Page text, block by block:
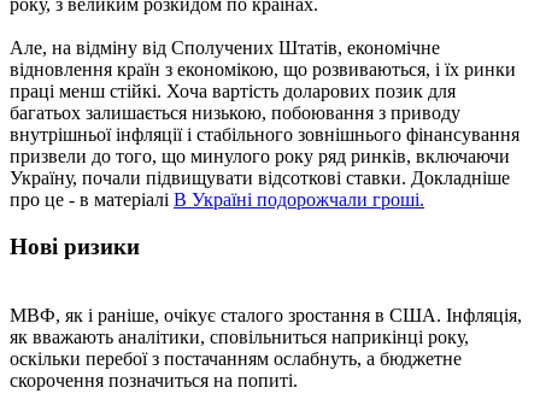
року, з великим розкидом по країнах.
Але, на відміну від Сполучених Штатів, економічне
відновлення країн з економікою, що розвиваються, і їх ринки
праці менш стійкі. Хоча вартість доларових позик для
багатьох залишається низькою, побоювання з приводу
внутрішньої інфляції і стабільного зовнішнього фінансування
призвели до того, що минулого року ряд ринків, включаючи
Україну, почали підвищувати відсоткові ставки. Докладніше
про це - в матеріалі В Україні подорожчали гроші.
Нові ризики
МВФ, як і раніше, очікує сталого зростання в США. Інфляція,
як вважають аналітики, сповільниться наприкінці року,
оскільки перебої з постачанням ослабнуть, а бюджетне
скорочення позначиться на попиті.